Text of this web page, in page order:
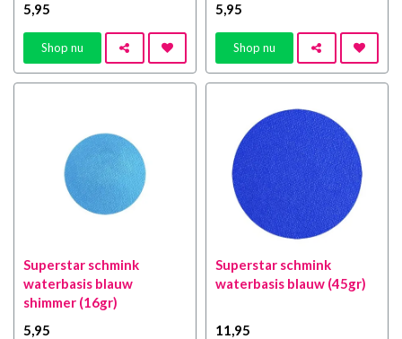
5,95
Shop nu
5,95
Shop nu
Superstar schmink
waterbasis blauw
shimmer (16gr)
5,95
Superstar schmink
waterbasis blauw (45gr)
11,95